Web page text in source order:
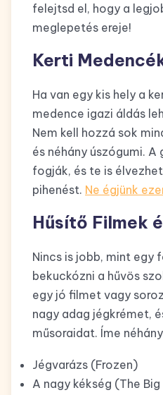
felejtsd el, hogy a
meglepetés ereje!
Kerti
Ha van egy kis hely a
medence igazi áldás
Nem kell hozzá sok
és néhány úszógumi. A
fogják, és te is
pihenést. Ne égjünk
Hűsítő Filmek
Nincs is jobb, mint egy
bekuckózni a hűvös
egy jó filmet vagy
nagy adag jégkrémet,
műsoraidat. Íme
Jégvarázs (Frozen)
A nagy kékség (The Big